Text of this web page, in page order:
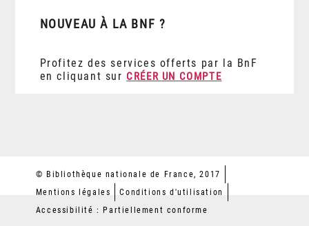
NOUVEAU À LA BNF ?
Profitez des services offerts par la BnF
en cliquant sur CRÉER UN COMPTE
© Bibliothèque nationale de France, 2017
Mentions légales
Conditions d'utilisation
Accessibilité : Partiellement conforme